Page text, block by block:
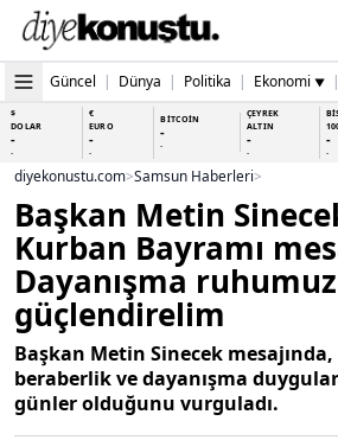
Güncel | Dünya | Politika | Ekonomi ▼ |
$
DOLAR
-
-
€
EURO
-
-
BİTCOİN
-
-
ÇEYREK
ALTIN
-
-
-
-
diyekonustu.com>Samsun Haberleri>
Başkan Metin
Kurban Bayramı
Dayanışma
güçlendirelim
Başkan Metin Sinecek
beraberlik ve dayanışma
günler olduğunu vurguladı.